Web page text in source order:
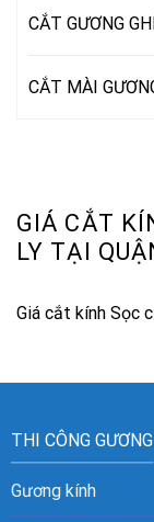
GIÁ CẮT
LY TẠI
Giá cắt kính Sọc
CẮT GƯƠNG
CẮT MÀI
THI CÔNG GƯƠNG
Gương kính